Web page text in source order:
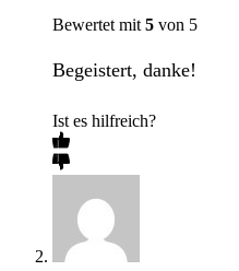
Bewertet mit 5 von 5
Begeistert, danke!
Ist es hilfreich?